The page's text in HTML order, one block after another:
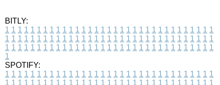
BITLY:
1 1 1 1 1 1 1 1 1 1 1 1 1 1 1 1 1 1 1 1 1 1 1 1 1 1 1 1 1 1 1 1 1
1 1 1 1 1 1 1 1 1 1 1 1 1 1 1 1 1 1 1 1 1 1 1 1 1 1 1 1 1 1 1 1 1
1 1 1 1 1 1 1 1 1 1 1 1 1 1 1 1 1 1 1 1 1 1 1 1 1 1 1 1 1 1 1 1 1
1
SPOTIFY:
1 1 1 1 1 1 1 1 1 1 1 1 1 1 1 1 1 1 1 1 1 1 1 1 1 1 1 1 1 1 1 1 1
1 1 1 1 1 1 1 1 1 1 1 1 1 1 1 1 1 1 1 1 1 1 1 1 1 1 1 1 1 1 1 1 1